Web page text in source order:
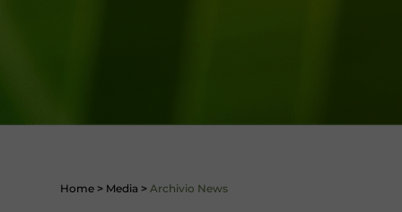
Home > Media > Archivio News